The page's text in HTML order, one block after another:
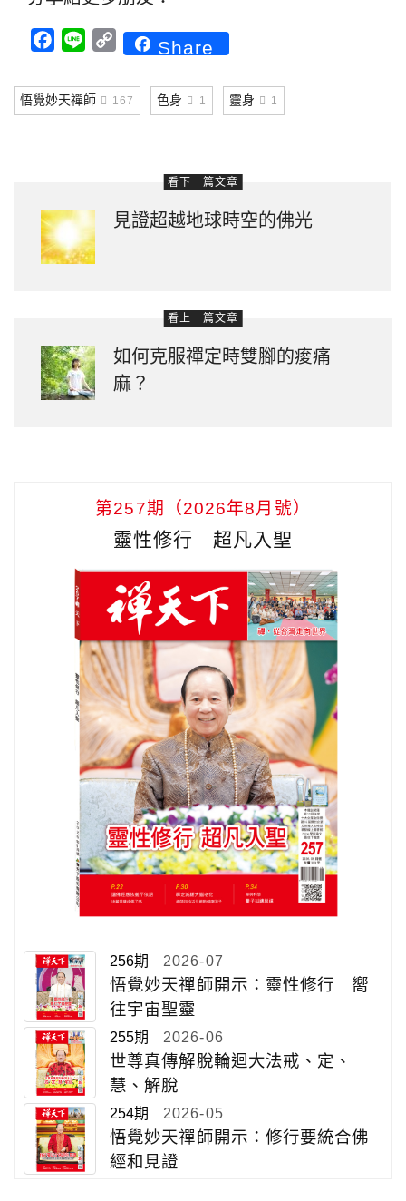
Facebook
Line CopyShare
悟覺妙天禪師 167 色身 1 靈身 1
看下一篇文章
見證超越地球時空的佛光
看上一篇文章
如何克服禪定時雙腳的痠痛
麻？
第257期（2026年8月號）
靈性修行 超凡入聖
256期 2026-07
悟覺妙天禪師開示：靈性修行 嚮
往宇宙聖靈
255期 2026-06
世尊真傳解脫輪迴大法戒、定、
慧、解脫
254期 2026-05
悟覺妙天禪師開示：修行要統合佛
經和見證